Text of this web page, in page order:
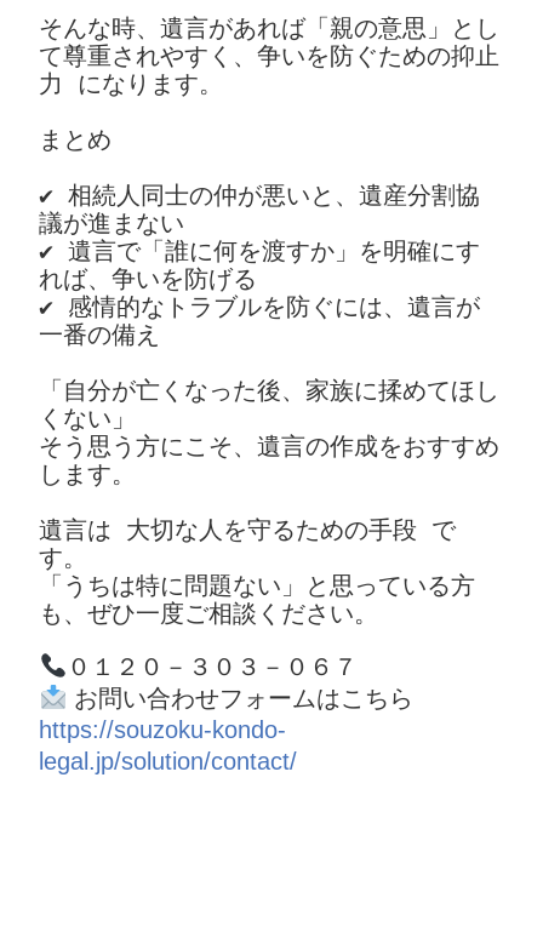
そんな時、遺言があれば「親の意思」とし
て尊重されやすく、争いを防ぐための抑止
力 になります。
まとめ
✔ 相続人同士の仲が悪いと、遺産分割協
議が進まない
✔ 遺言で「誰に何を渡すか」を明確にす
れば、争いを防げる
✔ 感情的なトラブルを防ぐには、遺言が
一番の備え
「自分が亡くなった後、家族に揉めてほし
くない」
そう思う方にこそ、遺言の作成をおすすめ
します。
遺言は 大切な人を守るための手段 で
す。
「うちは特に問題ない」と思っている方
も、ぜひ一度ご相談ください。
０１２０－３０３－０６７
お問い合わせフォームはこちら
https://souzoku-kondo-
legal.jp/solution/contact/